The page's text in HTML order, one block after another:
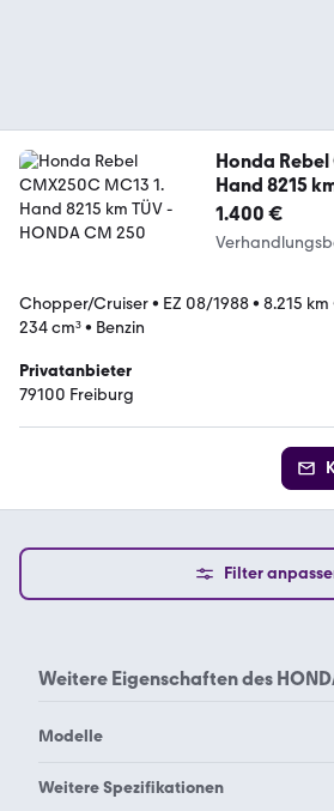
Honda Rebel
Hand 8215
1.400 €
Chopper/Cruiser• EZ 08/1988• 8.215 km
234 cm³• Benzin
Privatanbieter
79100 Freiburg
Filter
Weitere Eigenschaften des
Modelle
Honda ADV350
Weitere Spezifikationen